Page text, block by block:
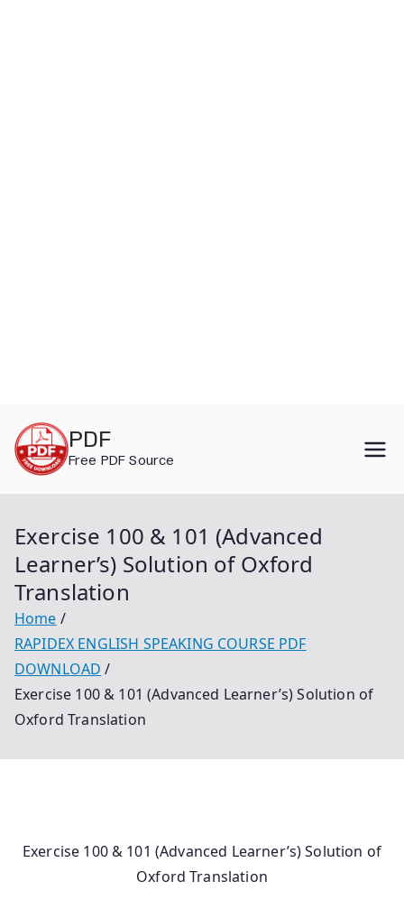
content
PDF
Free PDF Source
Exercise 100 & 101 (Advanced
Learner’s) Solution of Oxford
Translation
Home
RAPIDEX ENGLISH SPEAKING COURSE PDF
DOWNLOAD
Exercise 100 & 101 (Advanced Learner’s) Solution of
Oxford Translation
Exercise 100 & 101 (Advanced Learner’s) Solution of
Oxford Translation